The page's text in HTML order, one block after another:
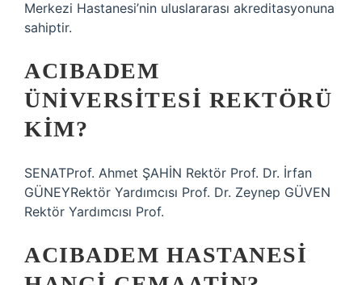
Merkezi Hastanesi’nin uluslararası akreditasyonuna
sahiptir.
ACIBADEM
ÜNIVERSITESI REKTÖRÜ
KIM?
SENATProf. Ahmet ŞAHİN Rektör Prof. Dr. İrfan
GÜNEYRektör Yardımcısı Prof. Dr. Zeynep GÜVEN
Rektör Yardımcısı Prof.
ACIBADEM HASTANESI